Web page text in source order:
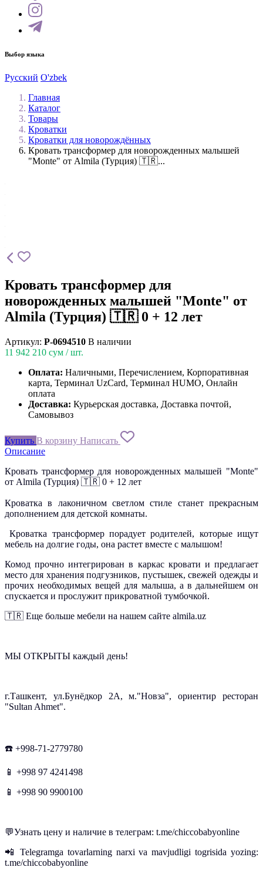
Выбор языка
Русский O'zbek
Главная
Каталог
Товары
Кроватки
Кроватки для новорождённых
Кровать трансформер для новорожденных малышей
"Monte" от Almila (Турция) 🇹🇷...
Кровать трансформер для
новорожденных малышей "Monte" от
Almila (Турция) 🇹🇷 0 + 12 лет
Артикул: P-0694510 В наличии
11 942 210 сум / шт.
Оплата: Наличными, Перечислением, Корпоративная
карта, Терминал UzCard, Терминал HUMO, Онлайн
оплата
Доставка: Курьерская доставка, Доставка почтой,
Самовывоз
Купить В корзину Написать
Описание
Кровать трансформер для новорожденных малышей "Monte"
от Almila (Турция) 🇹🇷 0 + 12 лет
Кроватка в лаконичном светлом стиле станет прекрасным
дополнением для детской комнаты.
Кроватка трансформер порадует родителей, которые ищут
мебель на долгие годы, она растет вместе с малышом!
Комод прочно интегрирован в каркас кровати и предлагает
место для хранения подгузников, пустышек, свежей одежды и
прочих необходимых вещей для малыша, а в дальнейшем он
спускается и прослужит прикроватной тумбочкой.
🇹🇷 Еще больше мебели на нашем сайте almila.uz
МЫ ОТКРЫТЫ каждый день!
г.Ташкент, ул.Бунёдкор 2А, м."Новза", ориентир ресторан
"Sultan Ahmet".
☎️ +998-71-2779780
📱 +998 97 4241498
📱 +998 90 9900100
💬Узнать цену и наличие в телеграм: t.me/chiccobabyonline
📲 Telegramga tovarlarning narxi va mavjudligi togrisida yozing:
t.me/chiccobabyonline